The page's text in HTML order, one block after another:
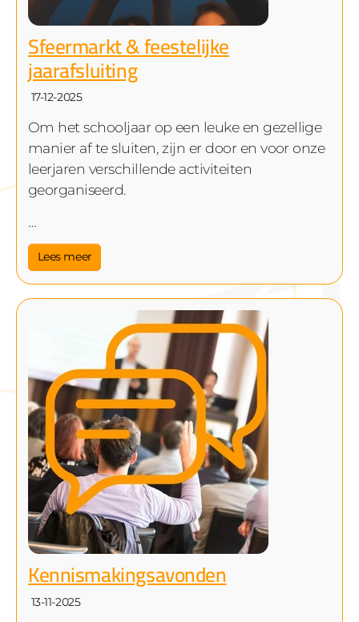
Sfeermarkt & feestelijke
jaarafsluiting
17-12-2025
Om het schooljaar op een leuke en gezellige
manier af te sluiten, zijn er door en voor onze
leerjaren verschillende activiteiten
georganiseerd.
…
Lees meer
Kennismakingsavonden
13-11-2025